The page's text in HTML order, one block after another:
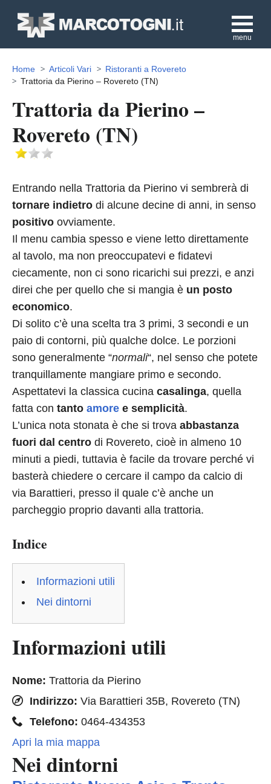
menu
Home Articoli Vari
Ristoranti a Rovereto
Trattoria da Pierino – Rovereto (TN)
Trattoria da Pierino –
Rovereto (TN)
Entrando nella Trattoria da Pierino vi sembrerà di
tornare indietro di alcune decine di anni, in senso
positivo ovviamente.
Il menu cambia spesso e viene letto direttamente
al tavolo, ma non preoccupatevi e fidatevi
ciecamente, non ci sono ricarichi sui prezzi, e anzi
direi che per quello che si mangia è un posto
economico.
Di solito c’è una scelta tra 3 primi, 3 secondi e un
paio di contorni, più qualche dolce. Le porzioni
sono generalmente “normali“, nel senso che potete
tranquillamente mangiare primo e secondo.
Aspettatevi la classica cucina casalinga, quella
fatta con tanto amore e semplicità.
L’unica nota stonata è che si trova abbastanza
fuori dal centro di Rovereto, cioè in almeno 10
minuti a piedi, tuttavia è facile da trovare perché vi
basterà chiedere o cercare il campo da calcio di
via Barattieri, presso il quale c’è anche un
parcheggio proprio davanti alla trattoria.
Indice
Informazioni utili
Nei dintorni
Informazioni utili
Nome: Trattoria da Pierino
Indirizzo: Via Barattieri 35B, Rovereto (TN)
Telefono: 0464-434353
Apri la mia mappa
Nei dintorni